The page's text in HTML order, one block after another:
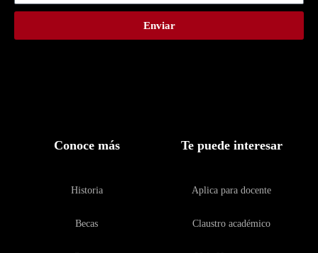
Enviar
Conoce más
Historia
Becas
Te puede interesar
Aplica para docente
Claustro académico